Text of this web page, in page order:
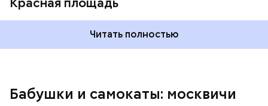
Читать полностью
Бабушки и самокаты: москвичи
— Вот меня очень раздражает, когда пытаешься
выйти из вагона метро, а люди стоят прямо по